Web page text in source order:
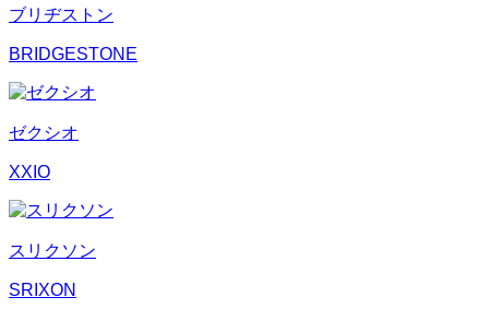
ブリヂストン
BRIDGESTONE
ゼクシオ
XXIO
スリクソン
SRIXON